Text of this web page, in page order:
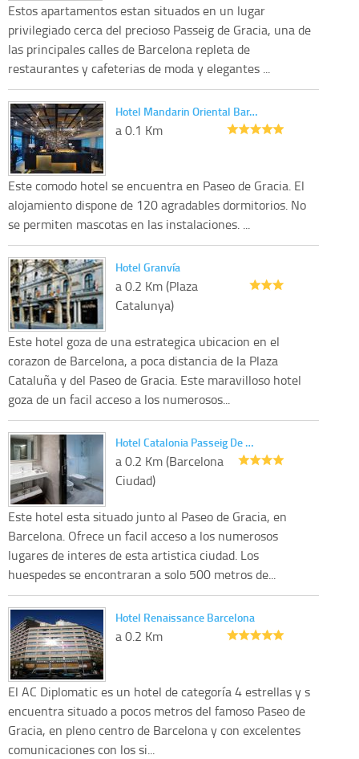
Estos apartamentos estan situados en un lugar
privilegiado cerca del precioso Passeig de Gracia, una de
las principales calles de Barcelona repleta de
restaurantes y cafeterias de moda y elegantes ...
Hotel Mandarin Oriental Bar…
a 0.1 Km
Este comodo hotel se encuentra en Paseo de Gracia. El
alojamiento dispone de 120 agradables dormitorios. No
se permiten mascotas en las instalaciones. ...
Hotel Granvía
a 0.2 Km (Plaza
Catalunya)
Este hotel goza de una estrategica ubicacion en el
corazon de Barcelona, a poca distancia de la Plaza
Cataluña y del Paseo de Gracia. Este maravilloso hotel
goza de un facil acceso a los numerosos...
Hotel Catalonia Passeig De …
a 0.2 Km (Barcelona
Ciudad)
Este hotel esta situado junto al Paseo de Gracia, en
Barcelona. Ofrece un facil acceso a los numerosos
lugares de interes de esta artistica ciudad. Los
huespedes se encontraran a solo 500 metros de...
Hotel Renaissance Barcelona
a 0.2 Km
El AC Diplomatic es un hotel de categoría 4 estrellas y s
encuentra situado a pocos metros del famoso Paseo de
Gracia, en pleno centro de Barcelona y con excelentes
comunicaciones con los si...